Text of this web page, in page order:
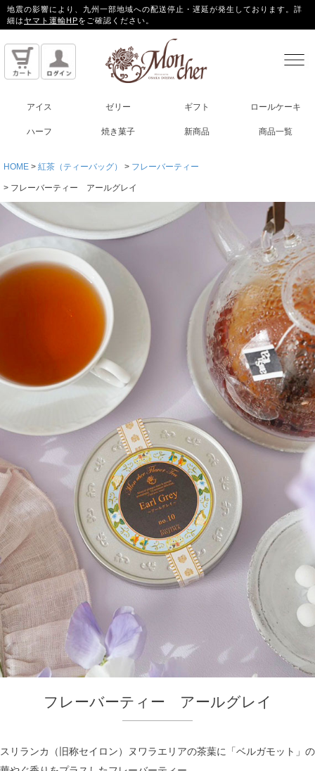
地震の影響により、九州一部地域への配送停止・遅延が発生しております。詳
細はヤマト運輸HPをご確認ください。
アイス ゼリー ギフト ロールケーキ
ハーフ 焼き菓子 新商品 商品一覧
HOME 紅茶（ティーバッグ） フレーバーティー
フレーバーティー アールグレイ
フレーバーティー アールグレイ
スリランカ（旧称セイロン）ヌワラエリアの茶葉に「ベルガモット」の